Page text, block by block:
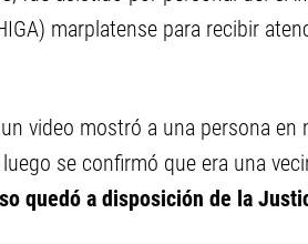
marplatense para recibir
video mostró a una persona
se confirmó que era una
quedó a disposición de la